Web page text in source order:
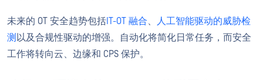
未来的 OT 安全趋势包括 IT-OT 融合、
人工智能驱动的威胁检
测 以及合规性驱动的增强。自动化将简化日常任务，而安全
工作将转向云、边缘和 CPS 保护。